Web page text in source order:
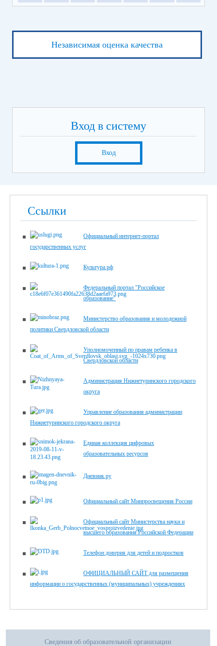
Независимая оценка качества
Вход в систему
Вход
Ссылки
Официальный интернет-портал
государственных услуг
Культура.рф
Федеральный портал "Российское
образование"
Министерство образования и молодежной
политики Свердловской области
Уполномоченный по правам ребенка в
Свердловской области
Администрация Нижнетуринского городского
округа
Управление образования администрации
Нижнетуринского городского округа
Единая коллекция цифровых
образовательных ресурсов
Дневник.ру
Официальный сайт Минпросвещения России
Официальный сайт Министерства науки и
высшего образования Российской Федерации
Телефон доверия для детей и подростков
ОФИЦИАЛЬНЫЙ САЙТ для размещения
информации о государственных (муниципальных) учреждениях
Сведения об образовательной организации